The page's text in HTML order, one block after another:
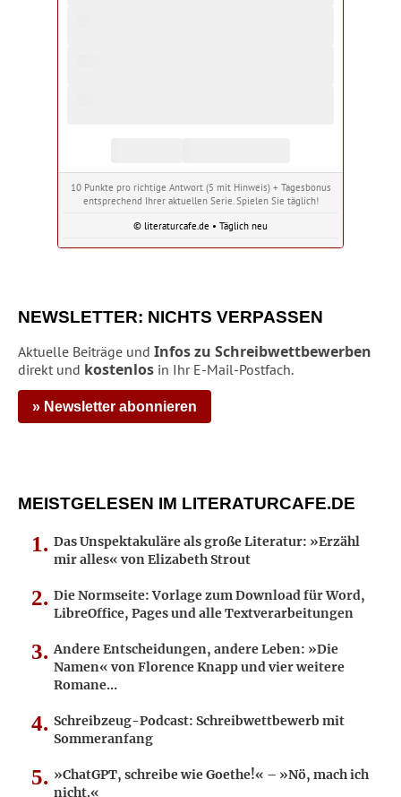
10 Punkte pro richtige Antwort (5 mit Hinweis) + Tagesbonus
entsprechend Ihrer aktuellen Serie. Spielen Sie täglich!
© literaturcafe.de • Täglich neu
NEWSLETTER: NICHTS VERPASSEN
Aktuelle Beiträge und Infos zu Schreibwettbewerben
direkt und kostenlos in Ihr E-Mail-Postfach.
» Newsletter abonnieren
MEISTGELESEN IM LITERATURCAFE.DE
Das Unspektakuläre als große Literatur: »Erzähl
mir alles« von Elizabeth Strout
Die Normseite: Vorlage zum Download für Word,
LibreOffice, Pages und alle Textverarbeitungen
Andere Entscheidungen, andere Leben: »Die
Namen« von Florence Knapp und vier weitere
Romane…
Schreibzeug-Podcast: Schreibwettbewerb mit
Sommeranfang
»ChatGPT, schreibe wie Goethe!« – »Nö, mach ich
nicht.«